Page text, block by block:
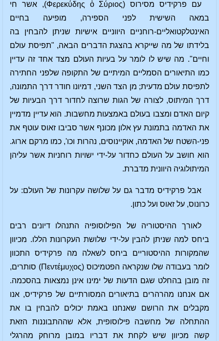
עם פרקידיס מסירוס (Φερεκύδης ὁ Σύριος), אשר חי
במאה השישית לפני הספירה, מופיעה בחיים
האינטלקטואליים-רוחניים היווניים אישיות שניתן להבחין בה
בלידתו של מה שייקרא בהצגת הדברים הבאה, "תפיסת עולם
וחיים". מה שיש לו לומר על בעיות העולם מצד אחד זה עדיין
כמו התיאורים הסמליים המיתיים של התקופה שלפני החתירה
לתפיסת עולם מדעית; מן הצד השני, דמיונו חודר דרך התמונה,
דרך המיתוס, לצורה של הגות שרוצה לחדור דרך הבעיות של
קיום האדם ומצבו בעולם באמצעות מחשבות. הוא עדיין מדמיין
את האדמה בתמונת עץ אלון מכונף אשר סביבו זאוס עוטף את
פני-השטח של האדמה, אוקיינוסים, נהרות וכו', כמו מרקם ארוג.
הוא חושב על העולם כחדור על-ידי ישויות רוחניות אשר עליהן
המיתולוגיה היוונית מדברת.
אבל פרקידיס מדבר גם על שלושה עקרונות של העולם: על
כרונוס, על זאוס ועל כתון.
לאורך ההיסטוריה של הפילוסופיה התנהלו דיונים רבים
ביחס למה שניתן להבין על-ידי שלושת העקרונות הללו. מכיוון
שהמקורות ההיסטוריים ביחס לשאלה מה פרקידיס התכוון
לומר בעבודה שלו שנקראה הפטמיכוס (Πεντέμυχος) סותרים,
זה מובן בהחלט שגם הדעות של ימינו אינן נמצאות בהסכמה.
אם אנחנו מהרהרים בתיאורים המסורתיים של פרקידיס, אנו
מקבלים את הרושם שאנחנו באמת יכולים להבחין בו את
ההתחלה של מחשבה פילוסופית, אלא שההתבוננות הזאת
קשה מכיוון שיש לקחת את דבריו במובן מרוחק מהרגלי